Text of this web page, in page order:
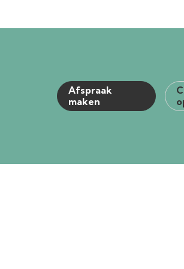
Afspraak
maken